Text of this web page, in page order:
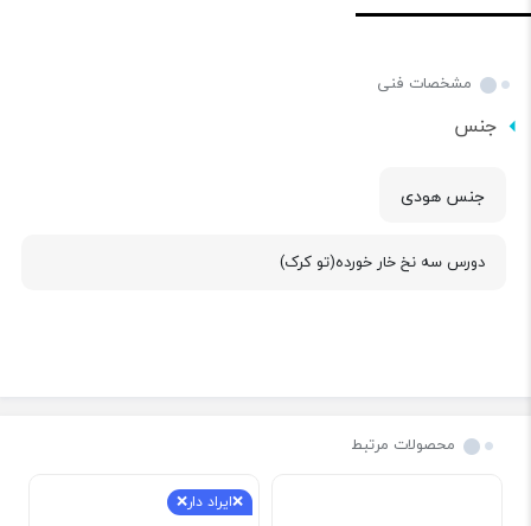
مشخصات فنی
جنس
جنس هودی
دورس سه نخ خار خورده(تو کرک)
محصولات مرتبط
❌ایراد دار❌